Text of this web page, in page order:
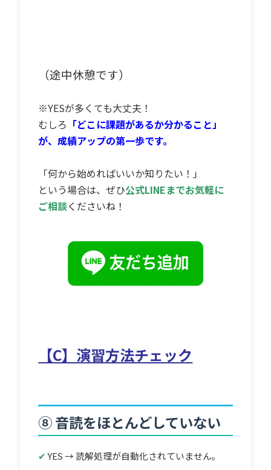
（途中休憩です）
※YESが多くても大丈夫！
むしろ 「どこに課題があるか分かること」
が、成績アップの第一歩です。
「何から始めればいいか知りたい！」
という場合は、ぜひ公式LINEまでお気軽に
ご相談くださいね！
【C】演習方法チェック
⑧ 音読をほとんどしていない
✔ YES → 読解処理が自動化されていません。